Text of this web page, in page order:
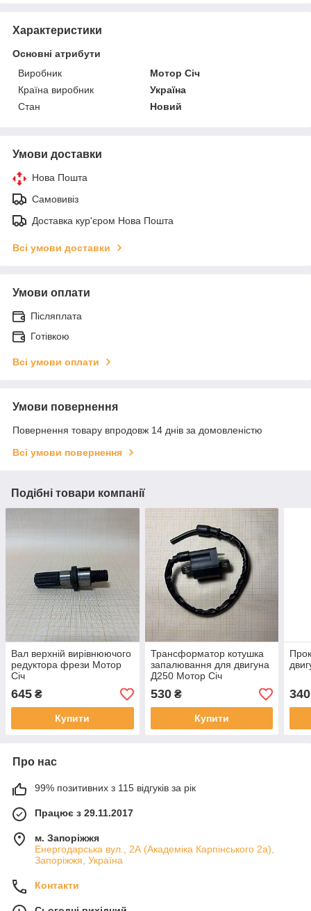
Характеристики
Основні атрибути
Виробник
Мотор Січ
Країна виробник
Україна
Стан
Новий
Умови доставки
Нова Пошта
Самовивіз
Доставка кур'єром Нова Пошта
Всі умови доставки
Умови оплати
Післяплата
Готівкою
Всі умови оплати
Умови повернення
Повернення товару впродовж 14 днів за домовленістю
Всі умови повернення
Подібні товари компанії
Вал верхній вирівнюючого
редуктора фрези Мотор
Січ
645 ₴
Купити
Трансформатор котушка
запалювання для двигуна
Д250 Мотор Січ
530₴
Купити
340
Про нас
99% позитивних з 115 відгуків за рік
Працює з 29.11.2017
м. Запоріжжя
Енергодарська вул., 2А (Академіка Карпінського 2а),
Запоріжжя, Україна
Контакти